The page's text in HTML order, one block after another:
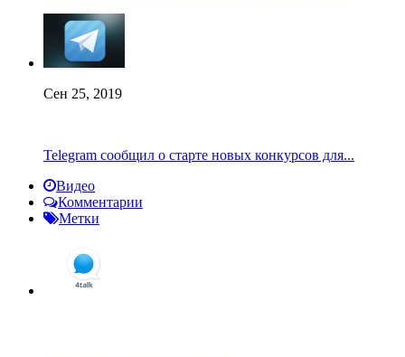
Сен 25, 2019
Telegram сообщил о старте новых конкурсов для...
Видео
Комментарии
Метки